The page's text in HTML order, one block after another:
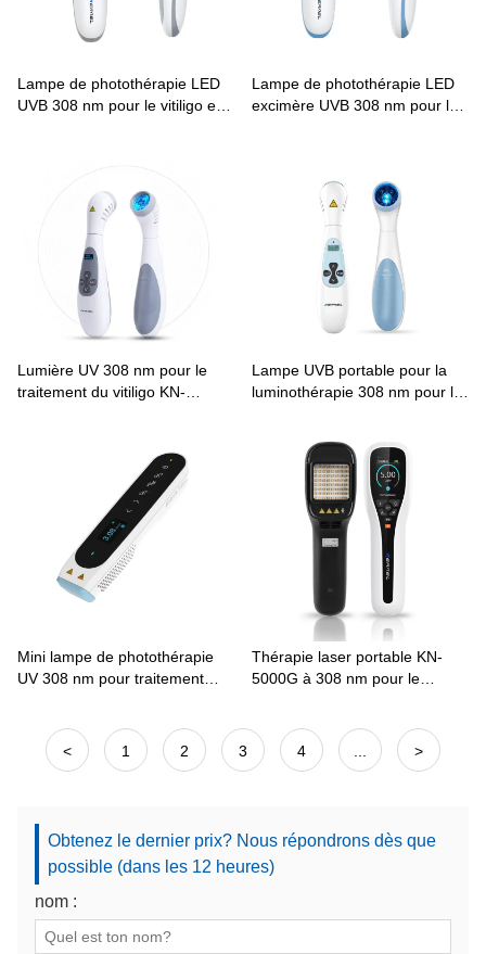
Lampe de photothérapie LED
UVB 308 nm pour le vitiligo et
Lampe de photothérapie LED
excimère UVB 308 nm pour le
Lumière UV 308 nm pour le
traitement du vitiligo KN-
Lampe UVB portable pour la
luminothérapie 308 nm pour le
Mini lampe de photothérapie
UV 308 nm pour traitement
Thérapie laser portable KN-
5000G à 308 nm pour le
< 1 2 3 4 ... >
Obtenez le dernier prix? Nous répondrons dès que
possible (dans les 12 heures)
nom :